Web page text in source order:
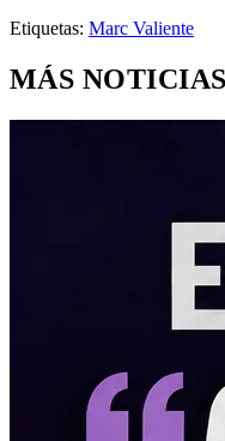
Etiquetas: Marc Valiente
MÁS